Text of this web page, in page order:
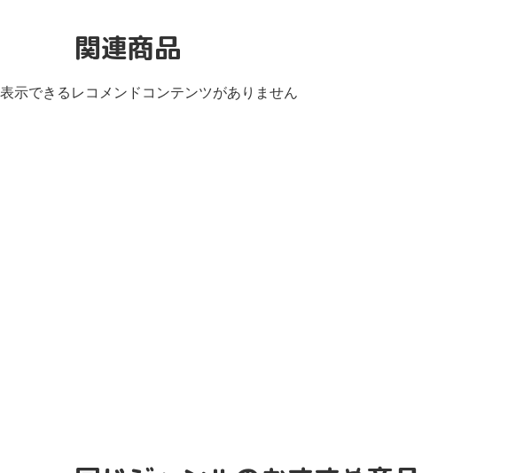
関連商品
表示できるレコメンドコンテンツがありません